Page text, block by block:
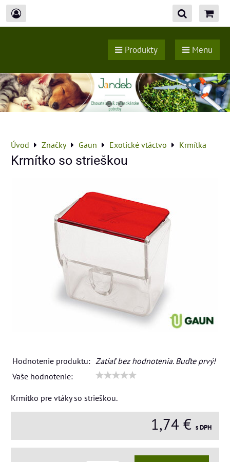
Produkty Menu
Úvod Značky Gaun Exotické vtáctvo Krmítka
Krmítko so strieškou
Hodnotenie produktu: Zatiaľ bez hodnotenia. Buďte prvý!
Vaše hodnotenie:
Krmítko pre vtáky so strieškou.
1,74 € s DPH